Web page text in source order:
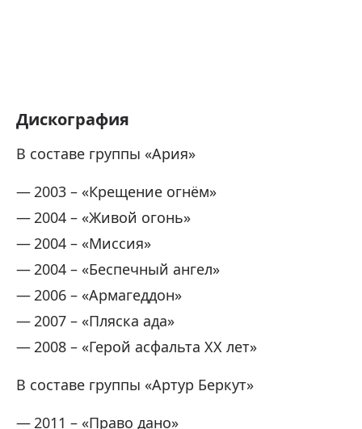
Дискография
В составе группы «Ария»
2003 – «Крещение огнём»
2004 – «Живой огонь»
2004 – «Миссия»
2004 – «Беспечный ангел»
2006 – «Армагеддон»
2007 – «Пляска ада»
2008 – «Герой асфальта XX лет»
В составе группы «Артур Беркут»
2011 – «Право дано»